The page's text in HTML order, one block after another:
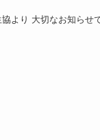
協より 大切なお知らせ